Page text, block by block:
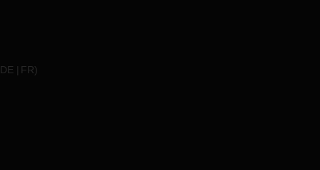
DE FR)